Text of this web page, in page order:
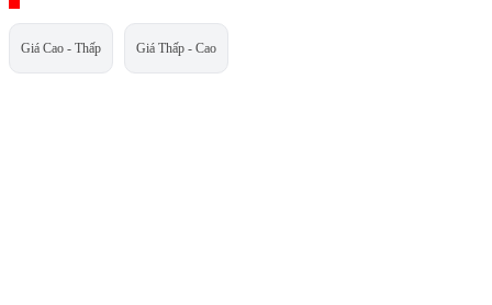
Giá Cao - Thấp Giá Thấp - Cao